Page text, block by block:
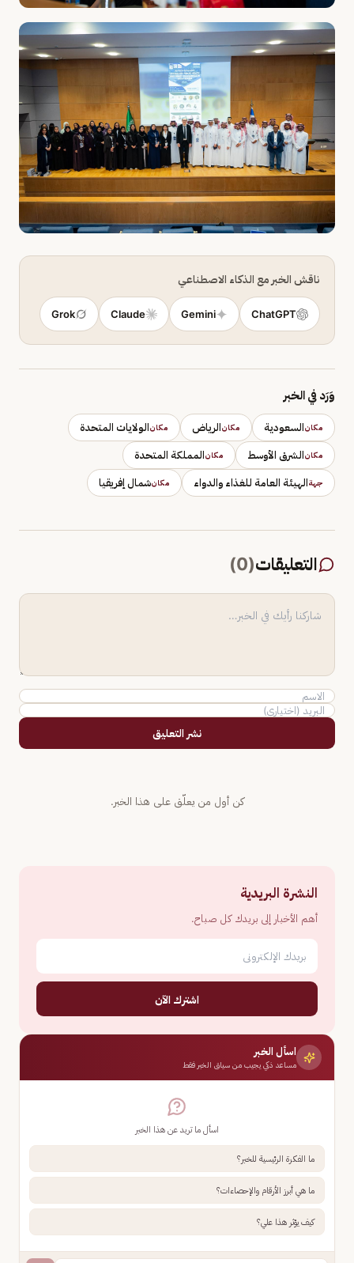
ناقش الخبر مع الذكاء الاصطناعي
ChatGPT
Gemini
Claude
Grok
وَرَد في الخبر
مكانالسعودية مكانالرياض مكانالولايات المتحدة
مكانالشرق الأوسط مكانالمملكة المتحدة
جهةالهيئة العامة للغذاء والدواء مكانشمال إفريقيا
التعليقات(
0
)
نشر التعليق
كن أول من يعلّق على هذا الخبر.
النشرة البريدية
أهم الأخبار إلى بريدك كل صباح.
اشترك الآن
اسأل الخبر
مساعد ذكي يجيب من سياق الخبر فقط
اسأل ما تريد عن هذا الخبر
ما الفكرة الرئيسية للخبر؟
ما هي أبرز الأرقام والإحصاءات؟
كيف يؤثر هذا علي؟